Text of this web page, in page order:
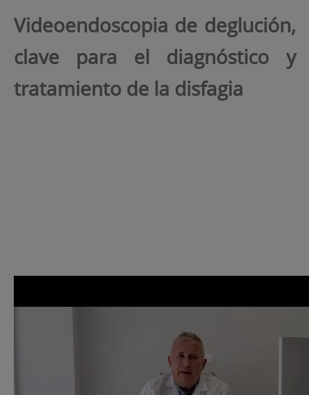
Videoendoscopia de deglución,
clave para el diagnóstico y
tratamiento de la disfagia